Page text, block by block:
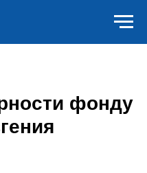
фонду